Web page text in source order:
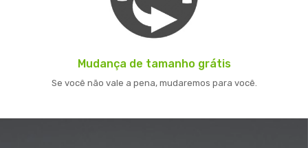
Mudança de tamanho grátis
Se você não vale a pena, mudaremos para você.